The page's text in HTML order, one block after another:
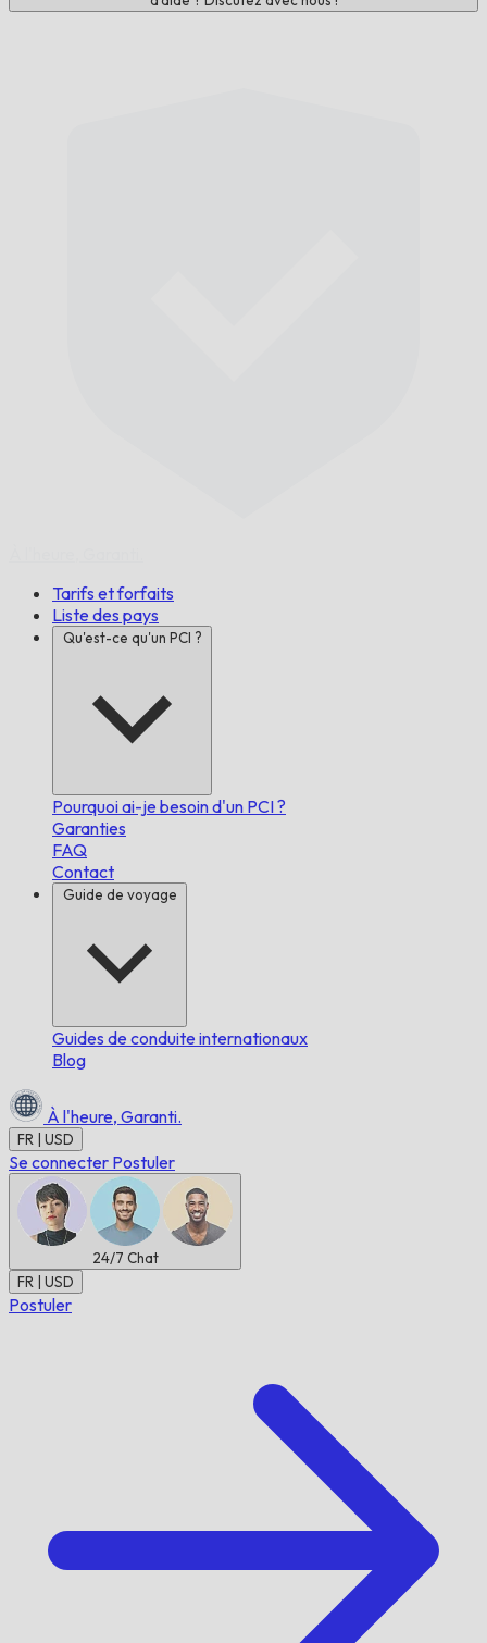
Tarifs et forfaits
Liste des pays
Qu'est-ce qu'un PCI ?
Pourquoi ai-je besoin d'un PCI ?
Garanties
FAQ
Contact
Guide de voyage
Guides de conduite internationaux
Blog
À l'heure, Garanti.
FR | USD
Se connecter Postuler
24/7 Chat
FR | USD
Postuler